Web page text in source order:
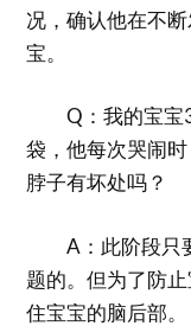
况，确认他在不
宝。
Q：我的宝宝3
袋，他每次哭闹
脖子有坏处吗？
A：此阶段只要
题的。但为了防
住宝宝的脑后部。